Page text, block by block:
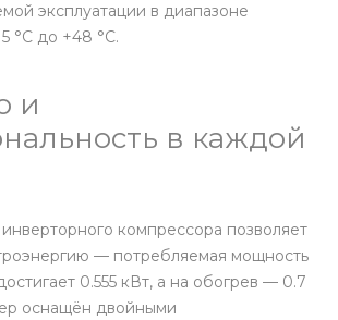
эксплуатации в диапазоне
°C до +48 °C.
и
в каждой
компрессора позволяет
— потребляемая мощность
0.555 кВт, а на обогрев — 0.7
оснащён двойными